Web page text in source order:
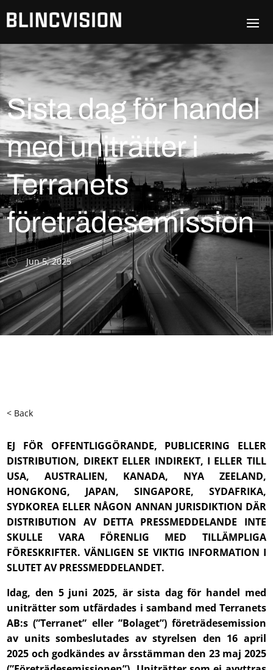
Sista dag för handel
med uniträtter i
Terranets
företrädesemission
Jun 5, 2025
< Back
EJ FÖR OFFENTLIGGÖRANDE, PUBLICERING ELLER
DISTRIBUTION, DIREKT ELLER INDIREKT, I ELLER TILL
USA, AUSTRALIEN, KANADA, NYA ZEELAND,
HONGKONG, JAPAN, SINGAPORE, SYDAFRIKA,
SYDKOREA ELLER NÅGON ANNAN JURISDIKTION DÄR
DISTRIBUTION AV DETTA PRESSMEDDELANDE INTE
SKULLE VARA FÖRENLIG MED TILLÄMPLIGA
FÖRESKRIFTER. VÄNLIGEN SE VIKTIG INFORMATION I
SLUTET AV PRESSMEDDELANDET.
Idag, den 5 juni 2025, är sista dag för handel med
uniträtter som utfärdades i samband med Terranets
AB:s (”Terranet” eller ”Bolaget”) företrädesemission
av units sombeslutades av styrelsen den 16 april
2025 och godkändes av årsstämman den 23 maj 2025